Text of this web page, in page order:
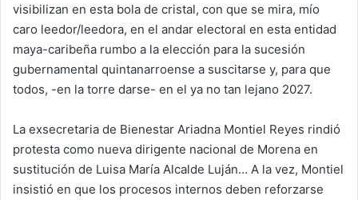
visibilizan en esta bola de cristal, con que se mira, mío
caro leedor/leedora, en el andar electoral en esta entidad
maya-caribeña rumbo a la elección para la sucesión
gubernamental quintanarroense a suscitarse y, para que
todos, -en la torre darse- en el ya no tan lejano 2027.
La exsecretaria de Bienestar Ariadna Montiel Reyes rindió
protesta como nueva dirigente nacional de Morena en
sustitución de Luisa María Alcalde Luján… A la vez, Montiel
insistió en que los procesos internos deben reforzarse